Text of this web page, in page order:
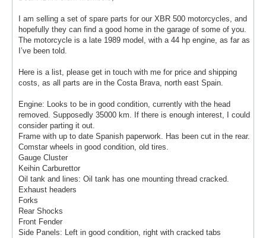
I am selling a set of spare parts for our XBR 500 motorcycles, and
hopefully they can find a good home in the garage of some of you.
The motorcycle is a late 1989 model, with a 44 hp engine, as far as
I’ve been told.
Here is a list, please get in touch with me for price and shipping
costs, as all parts are in the Costa Brava, north east Spain.
Engine: Looks to be in good condition, currently with the head
removed. Supposedly 35000 km. If there is enough interest, I could
consider parting it out.
Frame with up to date Spanish paperwork. Has been cut in the rear.
Comstar wheels in good condition, old tires.
Gauge Cluster
Keihin Carburettor
Oil tank and lines: Oil tank has one mounting thread cracked.
Exhaust headers
Forks
Rear Shocks
Front Fender
Side Panels: Left in good condition, right with cracked tabs